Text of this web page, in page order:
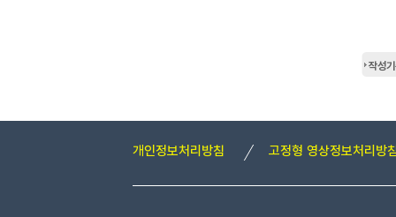
작성
개인정보처리방침 고정형 영상정보처리방